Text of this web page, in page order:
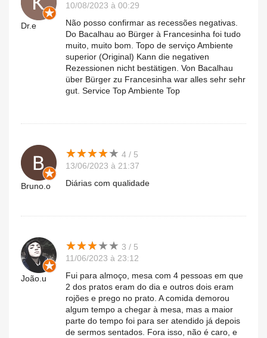
Dr.e
10/08/2023 à 00:29
Não posso confirmar as recessões negativas.
Do Bacalhau ao Bürger à Francesinha foi tudo
muito, muito bom. Topo de serviço Ambiente
superior (Original) Kann die negativen
Rezessionen nicht bestätigen. Von Bacalhau
über Bürger zu Francesinha war alles sehr sehr
gut. Service Top Ambiente Top
Bruno.o
★★★★★
★★★★★ 4 / 5
13/06/2023 à 21:37
Diárias com qualidade
João.u
★★★★★
★★★★★ 3 / 5
11/06/2023 à 23:12
Fui para almoço, mesa com 4 pessoas em que
2 dos pratos eram do dia e outros dois eram
rojões e prego no prato. A comida demorou
algum tempo a chegar à mesa, mas a maior
parte do tempo foi para ser atendido já depois
de sermos sentados. Fora isso, não é caro, e